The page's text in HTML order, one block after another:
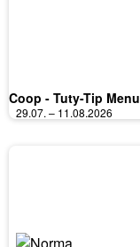
Coop - Tuty-Tip Menu
29.07. – 11.08.2026